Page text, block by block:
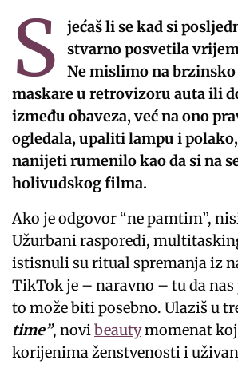
S
jećaš li se kad si
stvarno posvetila
Ne mislimo na
maskare u retrovizoru auta ili
između obaveza, već na ono
ogledala, upaliti lampu i
nanijeti rumenilo kao da si na
holivudskog filma.
Ako je odgovor “ne pamtim”,
Užurbani rasporedi,
istisnuli su ritual spremanja iz
TikTok je – naravno – tu da
to može biti posebno. Ulaziš u
time”, novibeautymomenat
korijenima ženstvenosti i